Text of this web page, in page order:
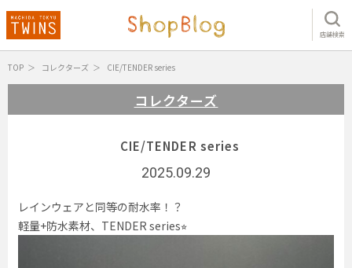
店舗検索
TOP コレクターズ CIE/TENDER series
コレクターズ
CIE/TENDER series
2025.09.29
レインウェアと同等の耐水率！？
軽量+防水素材、TENDER series⭐︎